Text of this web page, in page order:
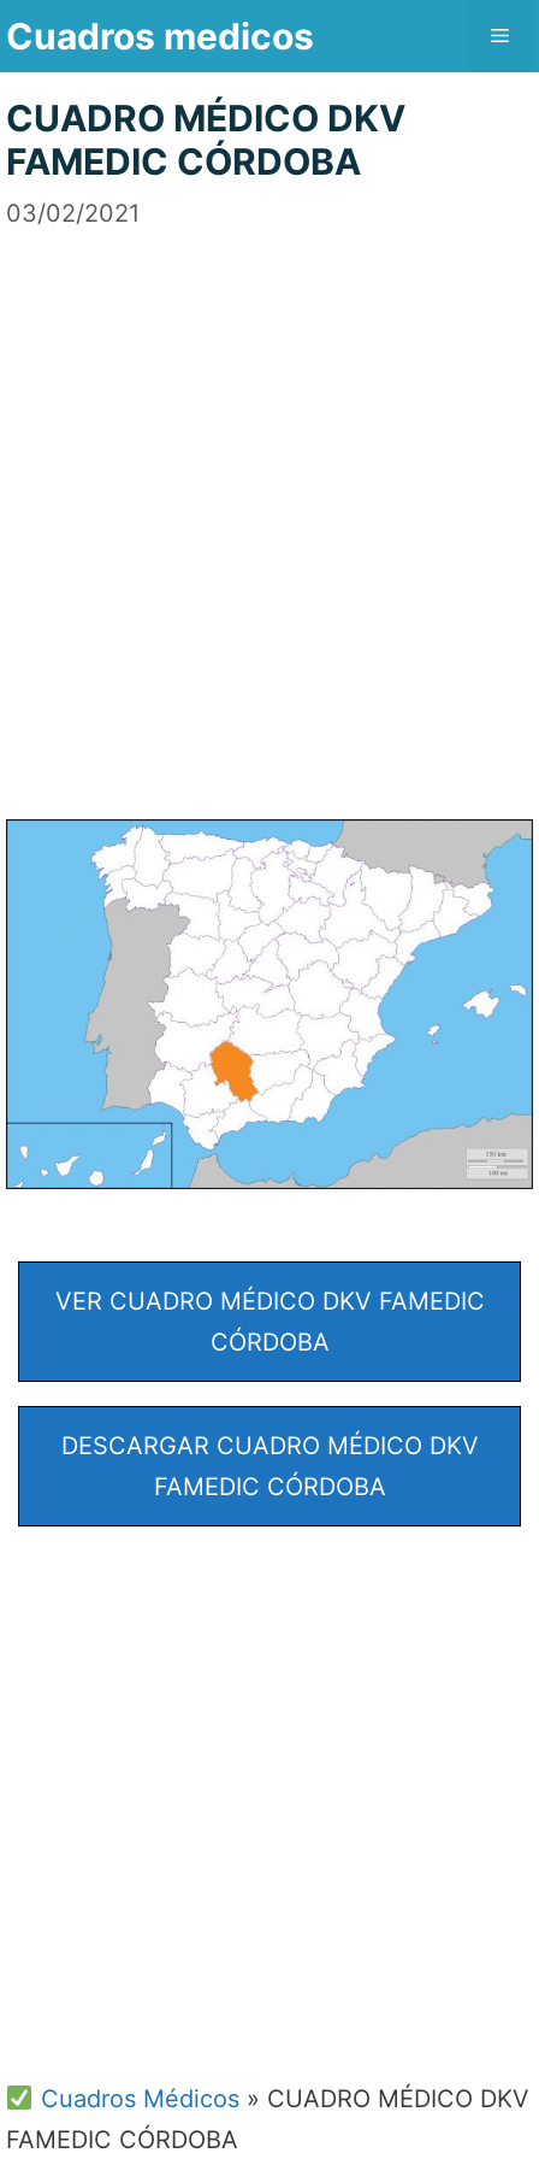
Saltar
contenido
Cuadros medicos
CUADRO MÉDICO DKV
FAMEDIC CÓRDOBA
03/02/2021
VER CUADRO MÉDICO DKV FAMEDIC
CÓRDOBA
DESCARGAR CUADRO MÉDICO DKV
FAMEDIC CÓRDOBA
Cuadros Médicos» CUADRO MÉDICO DKV
FAMEDIC CÓRDOBA